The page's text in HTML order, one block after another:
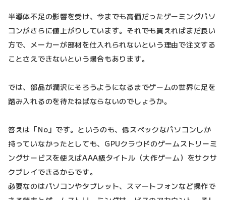
半導体不足の影響を受け、今までも高価だったゲーミングパソ
コンがさらに値上がりしています。それでも買えればまだ良い
方で、メーカーが部材を仕入れられないという理由で注文する
ことさえできないという場合もあります。
では、部品が潤沢にそろうようになるまでゲームの世界に足を
踏み入れるのを待たねばならないのでしょうか。
答えは「No」です。というのも、低スペックなパソコンしか
持っていなかったとしても、GPUクラウドのゲームストリーミ
ングサービスを使えばAAA級タイトル（大作ゲーム）をサクサ
クプレイできるからです。
必要なのはパソコンやタブレット、スマートフォンなど操作で